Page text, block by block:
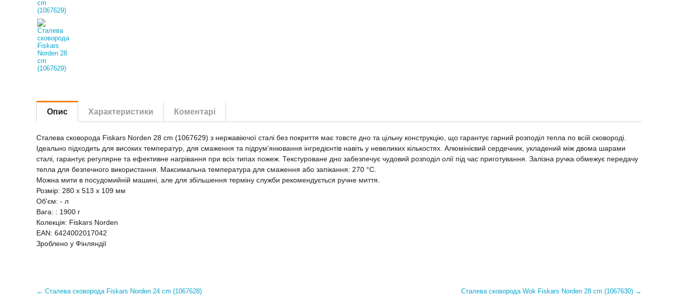
Опис Характеристики Коментарі
Сталева сковорода Fiskars Norden 28 cm (1067629) з нержавіючої сталі без покриття має товсте дно та цільну конструкцію, що гарантує гарний розподіл тепла по всій сковороді.
Ідеально підходить для високих температур, для смаження та підрум'янювання інгредієнтів навіть у невеликих кількостях. Алюмінієвий сердечник, укладений між двома шарами
сталі, гарантує регулярне та ефективне нагрівання при всіх типах пожеж. Текстуроване дно забезпечує чудовий розподіл олії під час приготування. Залізна ручка обмежує передачу
тепла для безпечного використання. Максимальна температура для смаження або запікання: 270 °C.
Можна мити в посудомийній машині, але для збільшення терміну служби рекомендується ручне миття.
Розмір: 280 x 513 x 109 мм
Об'єм: - л
Вага: : 1900 г
Колекція: Fiskars Norden
EAN: 6424002017042
Зроблено у Фінляндії
← Сталева сковорода Fiskars Norden 24 cm (1067628) Сталева сковорода Wok Fiskars Norden 28 cm (1067630) →